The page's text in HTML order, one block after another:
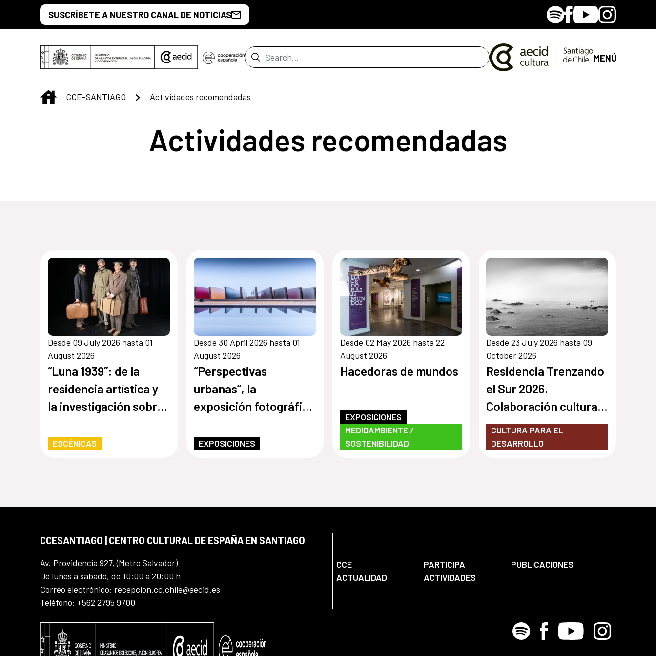
Skip to Main ContentSUSCRÍBETE A NUESTRO CANAL DE NOTICIAS SpotifyFacebook
YoutubeInstagram
Search Bar MENÚ
INICIO
CCE-SANTIAGO Actividades recomendadas
Actividades recomendadas
Desde 09 July 2026 hasta 01
August 2026
“Luna 1939”: de la
residencia artística y
la investigación sobre
escenarios
ESCÉNICAS
Desde 30 April 2026 hasta 01
August 2026
“Perspectivas
urbanas”, la
exposición fotográfica
Sánchez que invita a
desde las alturas
EXPOSICIONES
Desde 02 May 2026 hasta 22
August 2026
Hacedoras de mundos
EXPOSICIONES
MEDIOAMBIENTE /
SOSTENIBILIDAD
Desde 23 July 2026 hasta 09
October 2026
Residencia Trenzando
el Sur 2026.
Colaboración cultural
entre Chile y España
CULTURA PARA EL
DESARROLLO
CCESANTIAGO | CENTRO CULTURAL DE ESPAÑA EN SANTIAGO
Av. Providencia 927, (Metro Salvador)
De lunes a sábado, de 10:00 a 20:00 h
Correo electrónico: recepcion.cc.chile@aecid.es
Teléfono: +562 2795 9700
CCE PARTICIPA
PUBLICACIONES
ACTUALIDAD
ACTIVIDADES
Spotify Facebook
Youtube Instagram